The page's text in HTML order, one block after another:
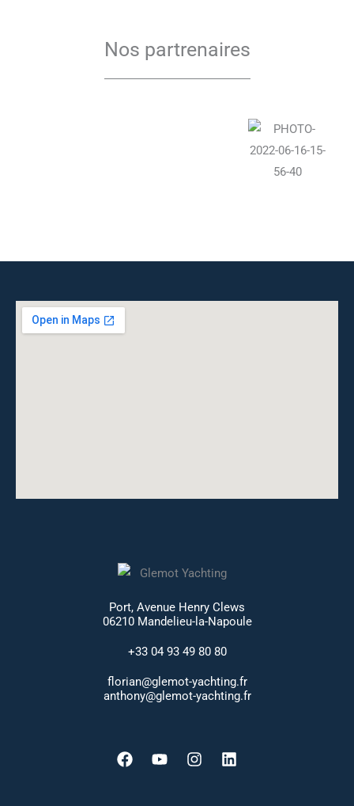
Nos partrenaires
Port, Avenue Henry Clews
06210 Mandelieu-la-Napoule
+33 04 93 49 80 80
florian@glemot-yachting.fr
anthony@glemot-yachting.fr
Facebook
YoutubeInstagram
Linkedin